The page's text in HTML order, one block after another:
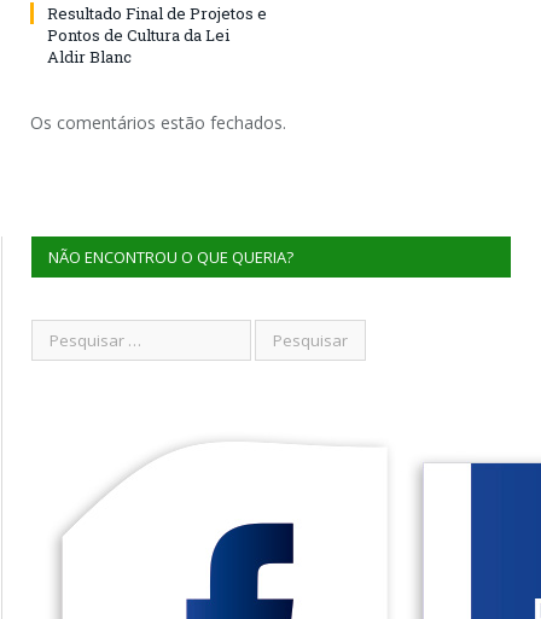
Resultado Final de Projetos e
Pontos de Cultura da Lei
Aldir Blanc
Os comentários estão fechados.
NÃO ENCONTROU O QUE QUERIA?